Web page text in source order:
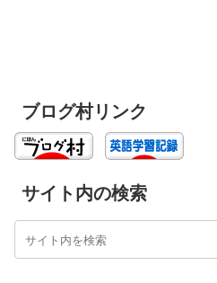
ブログ村リンク
サイト内の検索